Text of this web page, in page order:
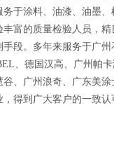
于涂料、油漆、油墨、
富的质量检验人员，
段。多年来服务于广州
、德国汉高、广州帕
、广州浪奇、广东美涂
得到广大客户的一致认